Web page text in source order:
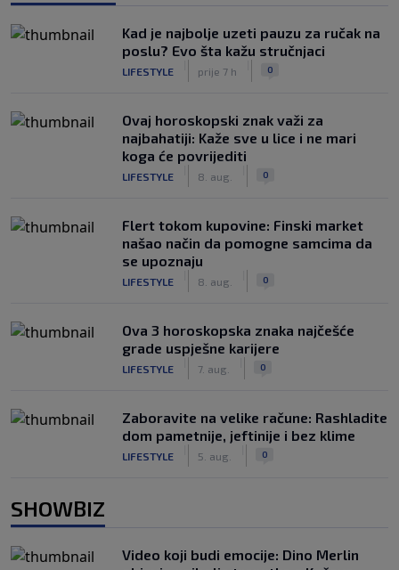
Kad je najbolje uzeti pauzu za ručak na
poslu? Evo šta kažu stručnjaci
LIFESTYLE prije 7 h 0
Ovaj horoskopski znak važi za
najbahatiji: Kaže sve u lice i ne mari
koga će povrijediti
LIFESTYLE 8. aug. 0
Flert tokom kupovine: Finski market
našao način da pomogne samcima da
se upoznaju
LIFESTYLE 8. aug. 0
Ova 3 horoskopska znaka najčešće
grade uspješne karijere
LIFESTYLE 7. aug. 0
Zaboravite na velike račune: Rashladite
dom pametnije, jeftinije i bez klime
LIFESTYLE 5. aug. 0
SHOWBIZ
Video koji budi emocije: Dino Merlin